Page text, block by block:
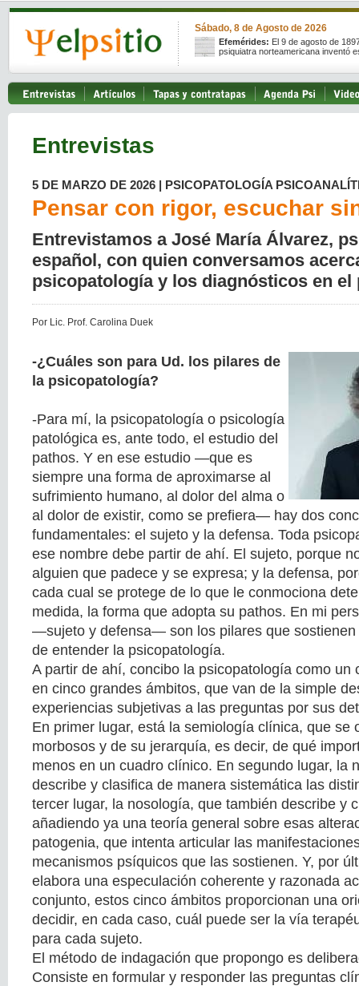
Sábado, 8 de Agosto de 2026
Efemérides: El 9 de agosto de
psiquiatra norteamericana inventó
Entrevistas
5 DE MARZO DE 2026 | PSICOPATOLOGÍA
Pensar con rigor, escuchar
Entrevistamos a José María Álvarez,
español, con quien conversamos
psicopatología y los diagnósticos en el
Por Lic. Prof. Carolina Duek
-¿Cuáles son para Ud. los pilares de
la psicopatología?
-Para mí, la psicopatología o psicología
patológica es, ante todo, el estudio del
pathos. Y en ese estudio —que es
siempre una forma de aproximarse al
sufrimiento humano, al dolor del alma o
al dolor de existir, como se prefiera— hay dos
fundamentales: el sujeto y la defensa. Toda
ese nombre debe partir de ahí. El sujeto, porque
alguien que padece y se expresa; y la defensa,
cada cual se protege de lo que le conmociona
medida, la forma que adopta su pathos. En mi
—sujeto y defensa— son los pilares que sostienen
de entender la psicopatología.
A partir de ahí, concibo la psicopatología como un
en cinco grandes ámbitos, que van de la simple
experiencias subjetivas a las preguntas por sus
En primer lugar, está la semiología clínica, que se
morbosos y de su jerarquía, es decir, de qué
menos en un cuadro clínico. En segundo lugar, la
describe y clasifica de manera sistemática las
tercer lugar, la nosología, que también describe y
añadiendo ya una teoría general sobre esas
patogenia, que intenta articular las
mecanismos psíquicos que las sostienen. Y, por
elabora una especulación coherente y razonada
conjunto, estos cinco ámbitos proporcionan una
decidir, en cada caso, cuál puede ser la vía
para cada sujeto.
El método de indagación que propongo es
Consiste en formular y responder las preguntas